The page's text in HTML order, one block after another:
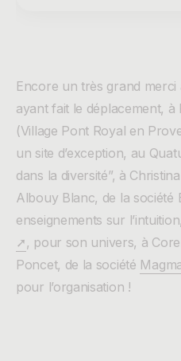
Encore un très grand
ayant fait le déplacement,
(Village Pont Royal en
un site d’exception, au
dans la diversité”, à
Albouy Blanc, de la société
enseignements sur
➚ , pour son univers, à
Poncet, de la société
pour l’organisation !